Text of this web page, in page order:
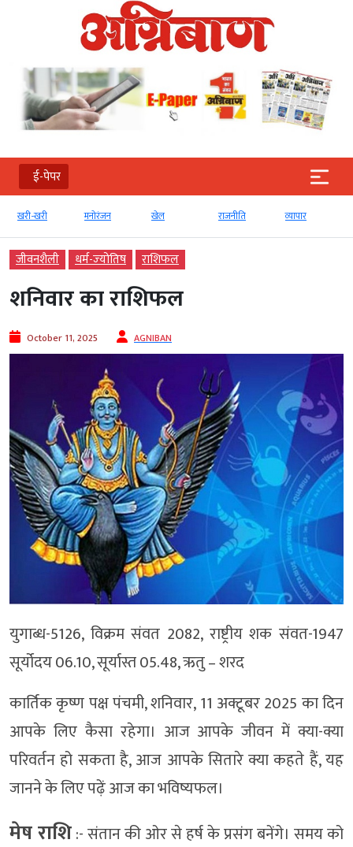
ई-पेपर
खरी-खरी मनोरंजन खेल राजनीति व्‍यापार
जीवनशैली धर्म-ज्‍योतिष राशिफल
शनिवार का राशिफल
October 11, 2025 AGNIBAN
युगाब्ध-5126, विक्रम संवत 2082, राष्ट्रीय शक संवत-1947
सूर्योदय 06.10, सूर्यास्त 05.48, ऋतु – शरद
कार्तिक कृष्ण पक्ष पंचमी, शनिवार, 11 अक्टूबर 2025 का दिन
आपके लिए कैसा रहेगा। आज आपके जीवन में क्या-क्या
परिवर्तन हो सकता है, आज आपके सितारे क्या कहते हैं, यह
जानने के लिए पढ़ें आज का भविष्यफल।
मेष राशि:- संतान की ओर से हर्ष के प्रसंग बनेंगे। समय को